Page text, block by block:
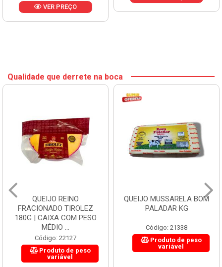
VER PREÇO
Qualidade que derrete na boca
QUEIJO REINO
FRACIONADO TIROLEZ
180G | CAIXA COM PESO
MÉDIO ...
Código: 22127
Produto de peso
variável
QUEIJO MUSSARELA BOM
PALADAR KG
Código: 21338
Produto de peso
variável